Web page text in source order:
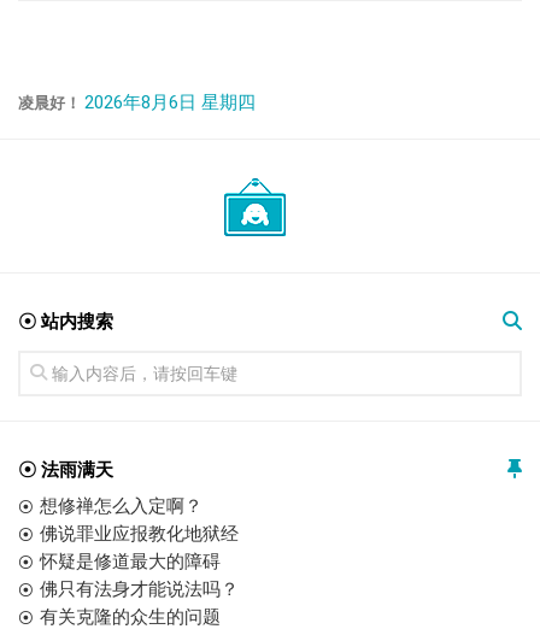
凌晨好！ 2026年8月6日 星期四
☉ 站内搜索
☉ 法雨满天
想修禅怎么入定啊？
佛说罪业应报教化地狱经
怀疑是修道最大的障碍
佛只有法身才能说法吗？
有关克隆的众生的问题